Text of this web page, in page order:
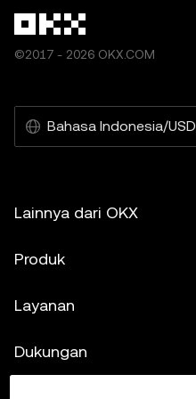
(termasuk data pasar dan
liabilitas yang diterima atas
kelalaian yang
©2017 - 2026 OKX.COM
Bahasa Indonesia/USD
Lainnya dari OKX
Produk
Layanan
Dukungan